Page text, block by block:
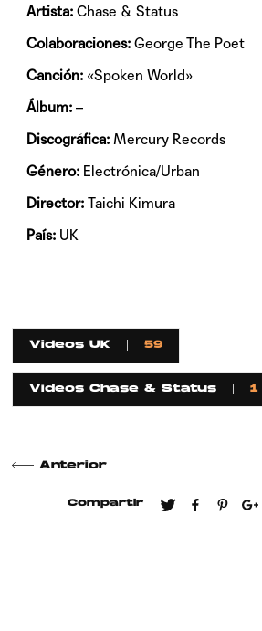
Artista: Chase & Status
Colaboraciones: George The Poet
Canción: «Spoken World»
Álbum: –
Discográfica: Mercury Records
Género: Electrónica/Urban
Director: Taichi Kimura
País: UK
Videos UK 59
Videos Chase & Status 1
Anterior
Compartir